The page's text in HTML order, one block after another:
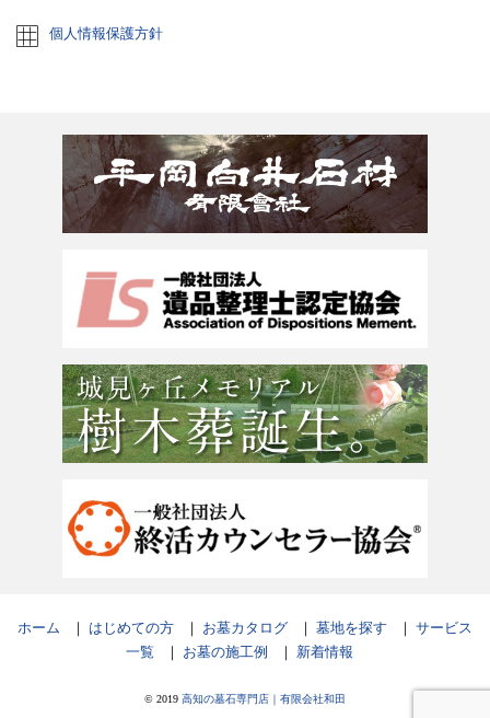
個人情報保護方針
ホーム ｜ はじめての方 ｜ お墓カタログ ｜ 墓地を探す ｜ サービス
一覧
｜ お墓の施工例 ｜ 新着情報
© 2019 高知の墓石専門店｜有限会社和田